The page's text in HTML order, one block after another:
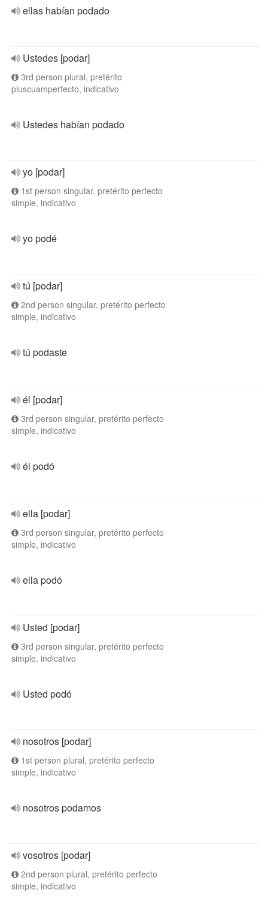
ellas habían podado
Ustedes [podar]
3rd person plural, pretérito
pluscuamperfecto, indicativo
Ustedes habían podado
yo [podar]
1st person singular, pretérito perfecto
simple, indicativo
yo podé
tú [podar]
2nd person singular, pretérito perfecto
simple, indicativo
tú podaste
él [podar]
3rd person singular, pretérito perfecto
simple, indicativo
él podó
ella [podar]
3rd person singular, pretérito perfecto
simple, indicativo
ella podó
Usted [podar]
3rd person singular, pretérito perfecto
simple, indicativo
Usted podó
nosotros [podar]
1st person plural, pretérito perfecto
simple, indicativo
nosotros podamos
vosotros [podar]
2nd person plural, pretérito perfecto
simple, indicativo